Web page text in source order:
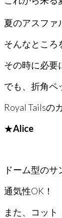
夏のアスファ
そんなところ
その時に必要
でも、折角ペ
Royal Tailsの
★Alice
ドーム型の
通気性OK！
また、コット